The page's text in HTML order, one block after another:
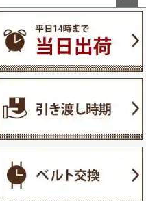
ペー
ップ